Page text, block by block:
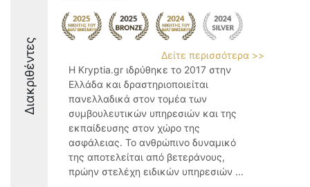
Διακριθέντες
Δείτε περισσότερα >>
Η Kryptia.gr ιδρύθηκε το 2017 στην
Ελλάδα και δραστηριοποιείται
πανελλαδικά στον τομέα των
συμβουλευτικών υπηρεσιών και της
εκπαίδευσης στον χώρο της
ασφάλειας. Το ανθρώπινο δυναμικό
της αποτελείται από βετεράνους,
πρώην στελέχη ειδικών υπηρεσιών ...